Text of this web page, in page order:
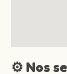
⚙️ Nos